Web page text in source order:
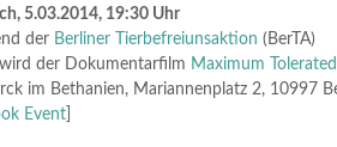
5.03.2014, 19:30 Uhr
derBerliner Tierbefreiunsaktion (BerTA)
der Dokumentarfilm Maximum
im Bethanien, Mariannenplatz 2, 10997
Event]